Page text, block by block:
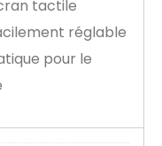
tactile
réglable
pour le